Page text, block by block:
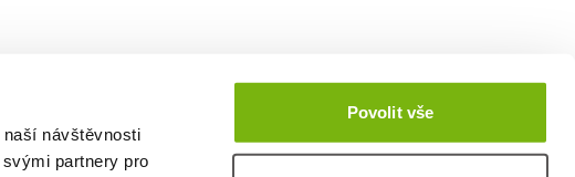
návštěvnosti
partnery pro
Povolit vše